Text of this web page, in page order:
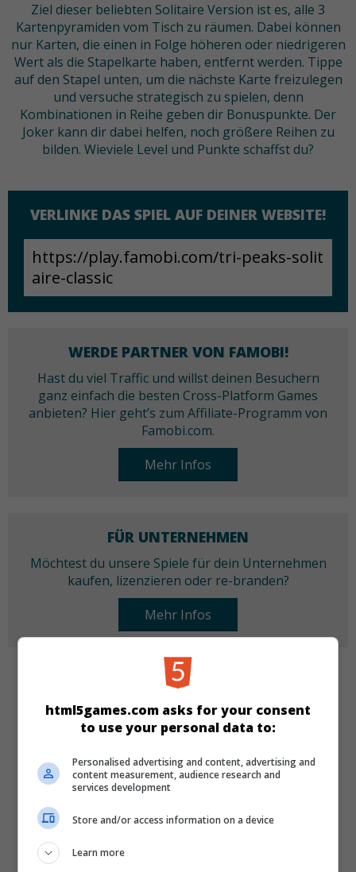
Ziel dieser beliebten Solitaire Version ist es, alle 3
Kartenpyramiden vom Tisch zu räumen. Dabei können
nur Karten, die einen in Folge höheren oder niedrigeren
Wert als die Stapelkarte haben, entfernt werden. Tippe
auf den Stapel unten, um die nächste Karte freizulegen
und versuche strategisch zu spielen, denn
Kombinationen in Reihe geben dir Bonuspunkte. Der
Joker kann dir dabei helfen, noch größere Reihen zu
bilden. Wieviele Level und Punkte schaffst du?
VERLINKE DAS SPIEL AUF DEINER WEBSITE!
WERDE PARTNER VON FAMOBI!
Hast du viel Traffic und willst deinen Besuchern
ganz einfach die besten Cross-Platform Games
anbieten? Hier geht’s zum Affiliate-Programm von
Famobi.com.
Mehr Infos
FÜR UNTERNEHMEN
Möchtest du unsere Spiele für dein Unternehmen
kaufen, lizenzieren oder re-branden?
Mehr Infos
KATEGORIEN
Karten
SPRACHEN
html5games.com asks for your consent
to use your personal data to:
Personalised advertising and content, advertising and
content measurement, audience research and
services development
Store and/or access information on a device
Learn more